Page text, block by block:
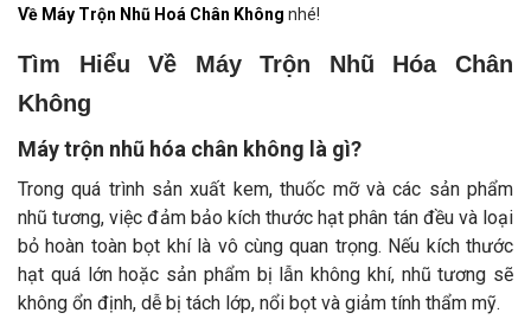
Về Máy Trộn Nhũ Hoá Chân Không nhé!
Tìm Hiểu Về Máy Trộn Nhũ Hóa Chân
Không
Máy trộn nhũ hóa chân không là gì?
Trong quá trình sản xuất kem, thuốc mỡ và các sản phẩm
nhũ tương, việc đảm bảo kích thước hạt phân tán đều và loại
bỏ hoàn toàn bọt khí là vô cùng quan trọng. Nếu kích thước
hạt quá lớn hoặc sản phẩm bị lẫn không khí, nhũ tương sẽ
không ổn định, dễ bị tách lớp, nổi bọt và giảm tính thẩm mỹ.